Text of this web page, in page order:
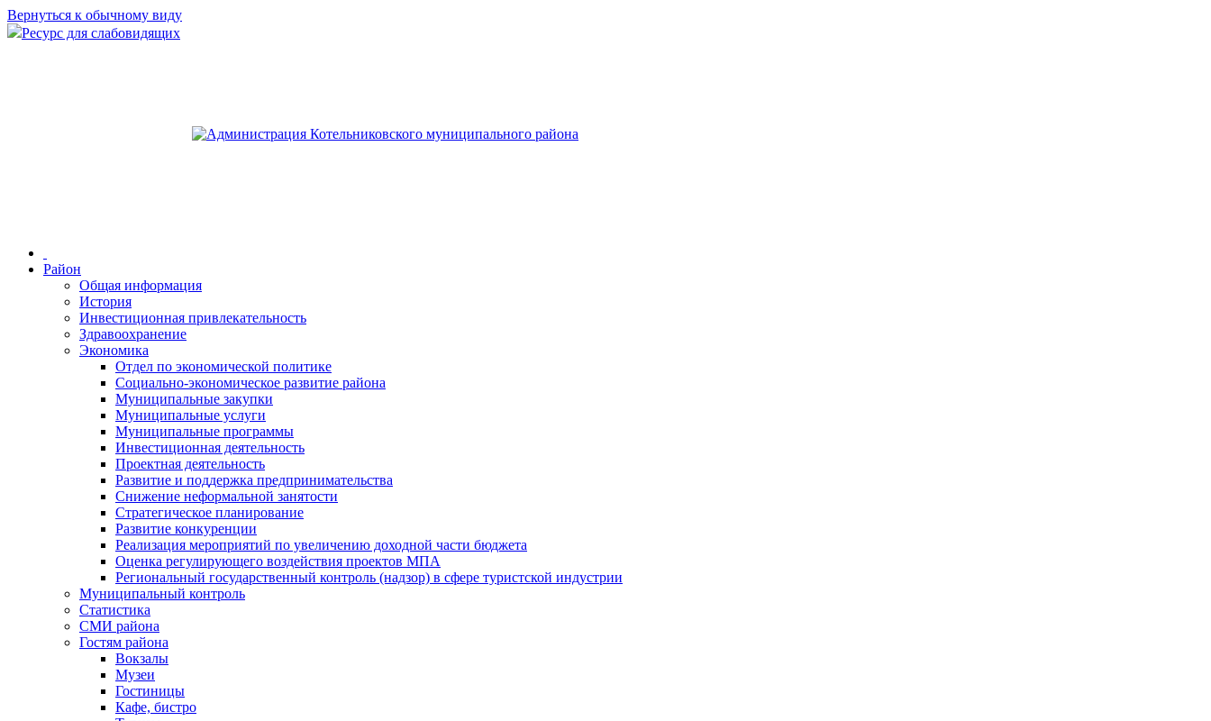
Вернуться к обычному виду
Ресурс для слабовидящих
Район
Общая информация
История
Инвестиционная привлекательность
Здравоохранение
Экономика
Отдел по экономической политике
Социально-экономическое развитие района
Муниципальные закупки
Муниципальные услуги
Муниципальные программы
Инвестиционная деятельность
Проектная деятельность
Развитие и поддержка предпринимательства
Снижение неформальной занятости
Стратегическое планирование
Развитие конкуренции
Реализация мероприятий по увеличению доходной части бюджета
Оценка регулирующего воздействия проектов МПА
Региональный государственный контроль (надзор) в сфере туристской индустрии
Муниципальный контроль
Статистика
СМИ района
Гостям района
Вокзалы
Музеи
Гостиницы
Кафе, бистро